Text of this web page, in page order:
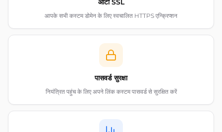
ऑटो SSL
आपके सभी कस्टम डोमेन के लिए स्वचालित HTTPS एन्क्रिप्शन
पासवर्ड सुरक्षा
नियंत्रित पहुंच के लिए अपने लिंक कस्टम पासवर्ड से सुरक्षित करें